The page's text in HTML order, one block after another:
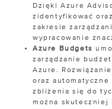
Dzięki Azure
zidentyfikować
zakresie
wypracowanie
Azure Budgets
zarządzanie
Azure.
oraz automatyczne
zbliżenia się do
można skuteczniej